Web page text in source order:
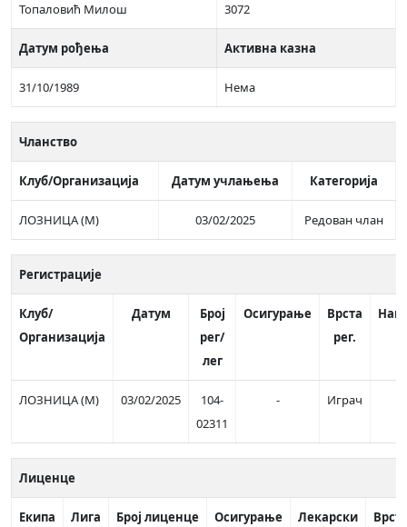
Топаловић Милош 3072
Датум рођења Активна казна
31/10/1989 Нема
Чланство
Клуб/Организација Датум учлањења Категорија
ЛОЗНИЦА (М) 03/02/2025 Редован члан
Регистрације
Клуб/
Организација
Датум
Број
рег/
лег
Осигурање
Врста
рег.
ЛОЗНИЦА (М) 03/02/2025
104-
02311
- Играч
Лиценце
Екипа Лига Број лиценце Осигурање Лекарски